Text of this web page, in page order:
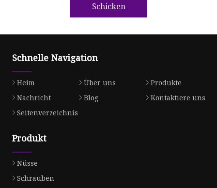
Schicken
Schnelle Navigation
Heim Über uns
Produkte
Nachricht
Blog
Kontaktiere uns
Seitenverzeichnis
Produkt
Nüsse
Schrauben